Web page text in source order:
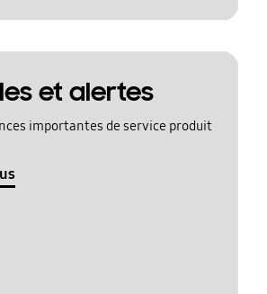
et alertes
importantes de service produit